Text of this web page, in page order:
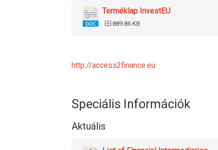
Terméklap InvestEU
889.86 KB
http://access2finance.eu
Speciális Információk
Aktuális